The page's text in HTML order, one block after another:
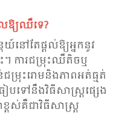
លឱ្យឈឺទេ?
ៃយ៍នៅតែផ្តល់ឱ្យអ្នកនូវ
។ ការ​ជម្រុះឈឺតិចឬ
រុះ​រោមនិងភាពអត់ធ្មត់
បទៅនឹងវិធីសាស្រ្តផ្សេង
ពស់គឺជាវិធីសាស្ត្រ